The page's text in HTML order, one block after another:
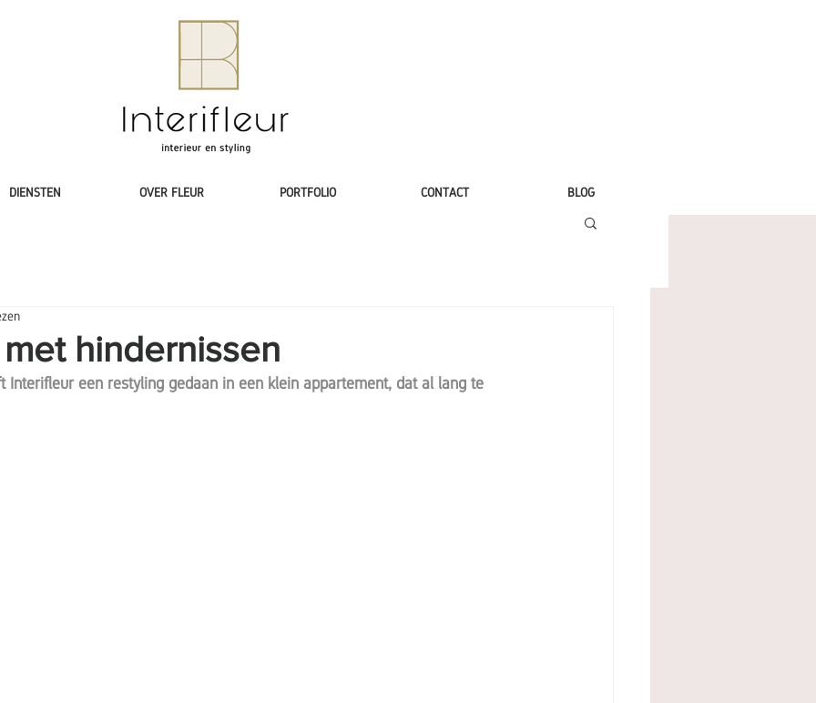
DIENSTEN OVER FLEUR PORTFOLIO CONTACT BLOG
hindernissen
Interifleur een restyling gedaan in een klein appartement, dat al lang te